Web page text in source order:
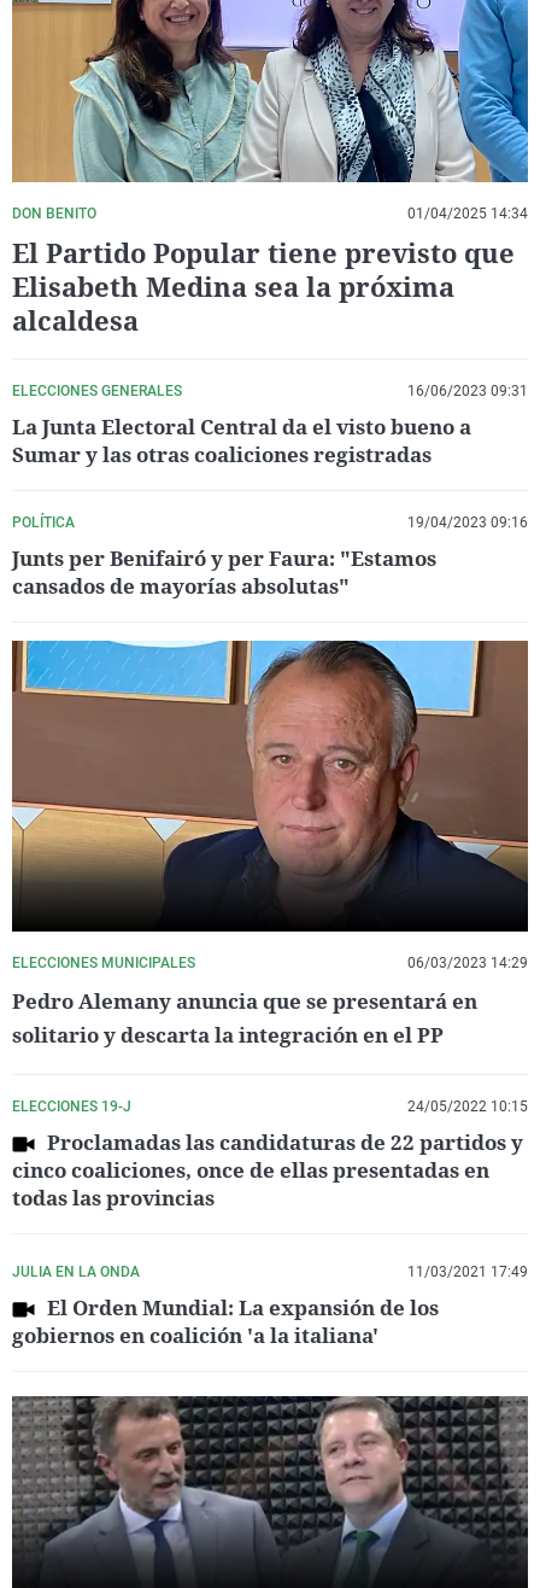
La rosa de los vientos
Gente viajera
Como el perro y el
Caso
Retornados
Equipo de
Operación Viuda
Extremadura
Galicia
La Rioja
Navarra
País Vasco
Virales
Televisión
Elecciones
DON BENITO 01/04/2025 14:34
El Partido Popular tiene previsto que
Elisabeth Medina sea la próxima
alcaldesa
ELECCIONES GENERALES 16/06/2023 09:31
La Junta Electoral Central da el visto bueno a
Sumar y las otras coaliciones registradas
POLÍTICA 19/04/2023 09:16
Junts per Benifairó y per Faura: "Estamos
cansados de mayorías absolutas"
ELECCIONES MUNICIPALES 06/03/2023 14:29
Pedro Alemany anuncia que se presentará en
solitario y descarta la integración en el PP
ELECCIONES 19-J 24/05/2022 10:15
Proclamadas las candidaturas de 22 partidos y
cinco coaliciones, once de ellas presentadas en
todas las provincias
JULIA EN LA ONDA 11/03/2021 17:49
El Orden Mundial: La expansión de los
gobiernos en coalición 'a la italiana'